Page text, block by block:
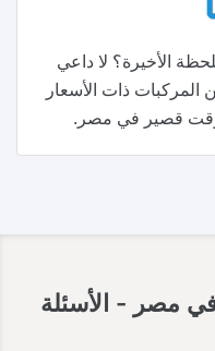
الأخيرة؟ لا داعي
ذات الأسعار
وقت قصير في مصر.
في مصر - الأسئلة